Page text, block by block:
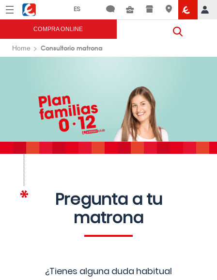
Menú Eroski
COMPRA ONLINE
Home Consultorio matrona
Pregunta a tu
matrona
¿Tienes alguna duda habitual